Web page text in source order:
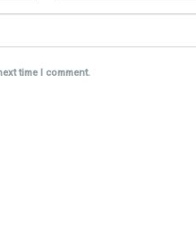
time I comment.